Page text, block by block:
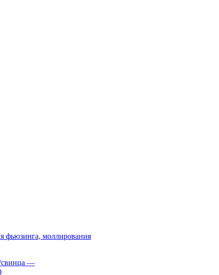
фьюзинга, моллирования
—